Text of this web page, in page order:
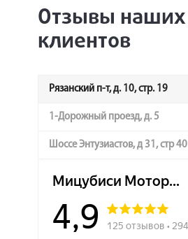
Отзывы наших
клиентов
Рязанский п-т, д. 10, стр. 19
1-Дорожный проезд, д. 5
Шоссе Энтузиастов, д 31, стр 40